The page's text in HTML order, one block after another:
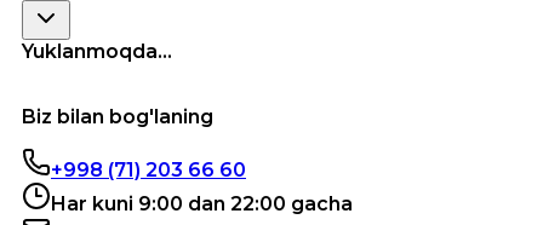
Yuklanmoqda...
Biz bilan bog'laning
+998 (71) 203 66 60
Har kuni 9:00 dan 22:00 gacha